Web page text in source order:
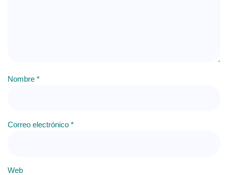
Nombre *
Correo electrónico *
Web